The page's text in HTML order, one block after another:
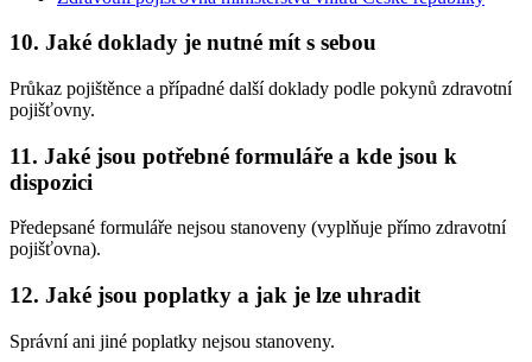
10. Jaké doklady je nutné mít s sebou
Průkaz pojištěnce a případné další doklady podle pokynů zdravotní
pojišťovny.
11. Jaké jsou potřebné formuláře a kde jsou k
dispozici
Předepsané formuláře nejsou stanoveny (vyplňuje přímo zdravotní
pojišťovna).
12. Jaké jsou poplatky a jak je lze uhradit
Správní ani jiné poplatky nejsou stanoveny.